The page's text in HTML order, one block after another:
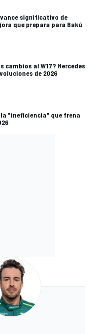
significativo de
que prepara para Bakú
cambios al W17? Mercedes
de 2026
la "ineficiencia" que frena